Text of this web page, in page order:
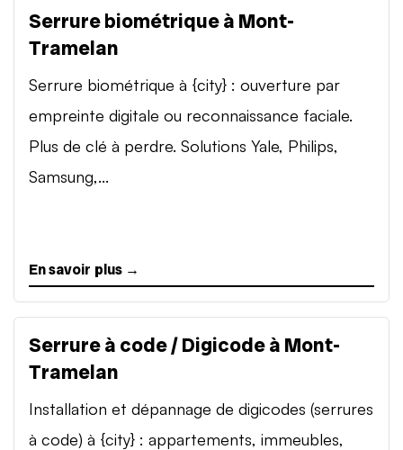
Serrure biométrique à Mont-
Tramelan
Serrure biométrique à {city} : ouverture par
empreinte digitale ou reconnaissance faciale.
Plus de clé à perdre. Solutions Yale, Philips,
Samsung,...
En savoir plus →
Serrure à code / Digicode à Mont-
Tramelan
Installation et dépannage de digicodes (serrures
à code) à {city} : appartements, immeubles,